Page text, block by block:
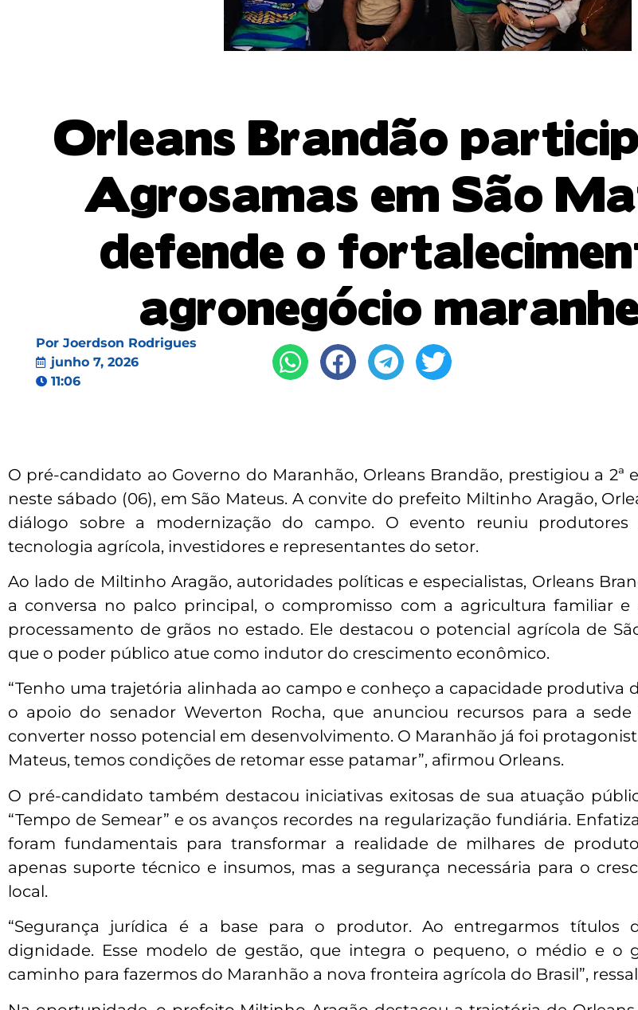
Orleans Brandão
Agrosamas em São
defende o
agronegócio
Por Joerdson Rodrigues
junho 7, 2026
11:06
O pré-candidato ao Governo do Maranhão, Orleans Brandão, prestigiou a 2ª
neste sábado (06), em São Mateus. A convite do prefeito Miltinho Aragão,
diálogo sobre a modernização do campo. O evento reuniu produtores
tecnologia agrícola, investidores e representantes do setor.
Ao lado de Miltinho Aragão, autoridades políticas e especialistas, Orleans
a conversa no palco principal, o compromisso com a agricultura familiar e
processamento de grãos no estado. Ele destacou o potencial agrícola de
que o poder público atue como indutor do crescimento econômico.
“Tenho uma trajetória alinhada ao campo e conheço a capacidade produtiva
o apoio do senador Weverton Rocha, que anunciou recursos para a sede
converter nosso potencial em desenvolvimento. O Maranhão já foi
Mateus, temos condições de retomar esse patamar”, afirmou Orleans.
O pré-candidato também destacou iniciativas exitosas de sua atuação
“Tempo de Semear” e os avanços recordes na regularização fundiária.
foram fundamentais para transformar a realidade de milhares de
apenas suporte técnico e insumos, mas a segurança necessária para o
local.
“Segurança jurídica é a base para o produtor. Ao entregarmos títulos
dignidade. Esse modelo de gestão, que integra o pequeno, o médio e o
caminho para fazermos do Maranhão a nova fronteira agrícola do Brasil”,